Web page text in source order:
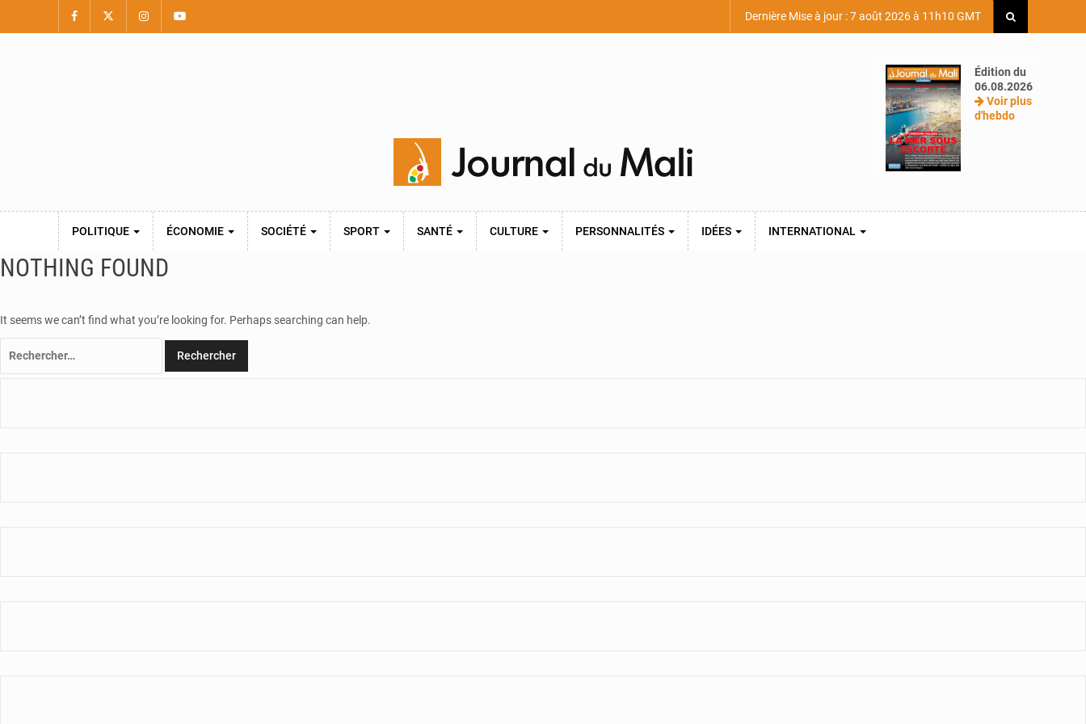
Dernière Mise à jour : 7 août 2026 à 11h10 GMT
Édition du
06.08.2026
Voir plus
d'hebdo
POLITIQUE ÉCONOMIE SOCIÉTÉ SPORT SANTÉ CULTURE PERSONNALITÉS IDÉES INTERNATIONAL
NOTHING FOUND
It seems we can’t find what you’re looking for. Perhaps searching can help.